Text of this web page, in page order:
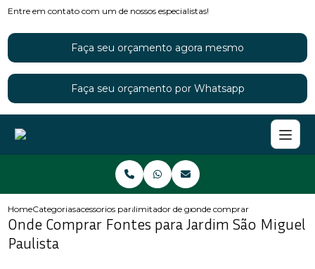
Entre em contato com um de nossos especialistas!
Faça seu orçamento agora mesmo
Faça seu orçamento por Whatsapp
HomeCategoriasacessorios para jardinslimitador de grama para jardim
onde comprar fontes para
Onde Comprar Fontes para Jardim São Miguel
Paulista